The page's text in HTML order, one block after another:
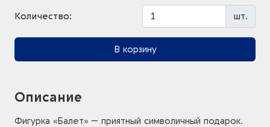
Количество: шт.
В корзину
Описание
Фигурка «Балет» — приятный символичный подарок.